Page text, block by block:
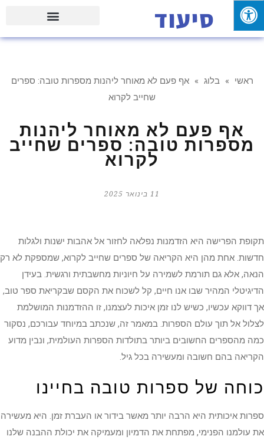
סיעוד
ראשי » בלוג » אף פעם לא מאוחר ליהנות מספרות טובה: ספרים
שחייב לקרוא
אף פעם לא מאוחר ליהנות
מספרות טובה: ספרים שחייב
לקרוא
11 בינואר 2025
תקופת הפרישה היא הזדמנות נפלאה לחזור אל אהבות ישנות ולגלות
חדשות. אחת מהן היא הקריאה של ספרים שחייב לקרוא, שמספקת לא רק
הנאה, אלא גם תורמת לשמירה על חיוניות מחשבתית ורגשית. בעידן
הדיגיטלי המהיר שבו אנו חיים, קל לשכוח את הקסם שבקריאת ספר טוב,
אך דווקא עכשיו, כשיש לנו זמן איכות לעצמנו, זו ההזדמנות המושלמת
לצלול אל תוך עולם הספרות. במאמר זה, שנכתב במיוחד עבורכם, נסקור
כמה מהספרים החשובים ביותר בתולדות הספרות העולמית, ונבין מדוע
הקריאה בהם חשובה ומעשירה בכל גיל.
כוחה של ספרות טובה בחיינו
ספרות איכותית היא הרבה יותר מאשר בידור או העברת זמן. היא מעשירה
את עולמנו הפנימי, מפתחת את הדמיון ומעמיקה את יכולת ההבנה שלנו